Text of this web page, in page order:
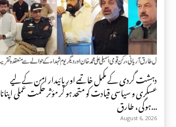
دہشت گردی کے مکمل خاتمے اور پائیدار امن کے لیے
عسکری و سیاسی قیادت کو متحد ہو کر مؤثر حکمت عملی اپنانا
ہوگی، طارق...
August 6, 2026